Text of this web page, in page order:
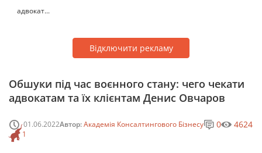
адвокат...
Відключити рекламу
Обшуки під час воєнного стану: чего чекати
адвокатам та їх клієнтам Денис Овчаров
01.06.2022Автор:Академія Консалтингового Бізнесу
1
0 4624